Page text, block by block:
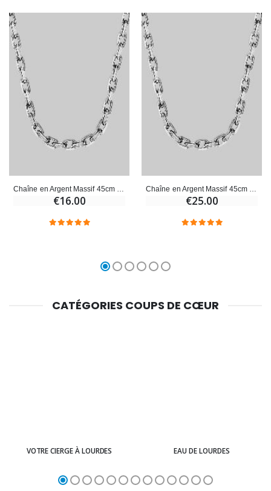
€16.00 €25.00
CATÉGORIES COUPS DE CŒUR
VOTRE CIERGE À LOURDES EAU DE LOURDES